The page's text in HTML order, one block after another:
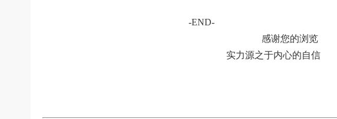
-END-
感谢您的浏览
实力源之于内心的自信